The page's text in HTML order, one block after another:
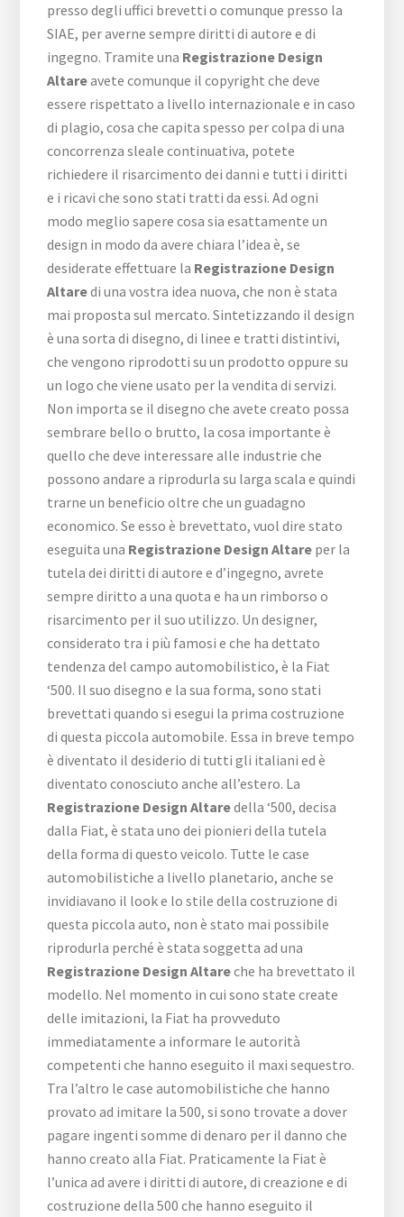
presso degli uffici brevetti o comunque presso la
SIAE, per averne sempre diritti di autore e di
ingegno. Tramite una Registrazione Design
Altareavete comunque il copyright che deve
essere rispettato a livello internazionale e in caso
di plagio, cosa che capita spesso per colpa di una
concorrenza sleale continuativa, potete
richiedere il risarcimento dei danni e tutti i diritti
e i ricavi che sono stati tratti da essi. Ad ogni
modo meglio sapere cosa sia esattamente un
design in modo da avere chiara l’idea è, se
desiderate effettuare la Registrazione Design
Altaredi una vostra idea nuova, che non è stata
mai proposta sul mercato. Sintetizzando il design
è una sorta di disegno, di linee e tratti distintivi,
che vengono riprodotti su un prodotto oppure su
un logo che viene usato per la vendita di servizi.
Non importa se il disegno che avete creato possa
sembrare bello o brutto, la cosa importante è
quello che deve interessare alle industrie che
possono andare a riprodurla su larga scala e quindi
trarne un beneficio oltre che un guadagno
economico. Se esso è brevettato, vuol dire stato
eseguita una Registrazione Design Altare per la
tutela dei diritti di autore e d’ingegno, avrete
sempre diritto a una quota e ha un rimborso o
risarcimento per il suo utilizzo. Un designer,
considerato tra i più famosi e che ha dettato
tendenza del campo automobilistico, è la Fiat
‘500. Il suo disegno e la sua forma, sono stati
brevettati quando si esegui la prima costruzione
di questa piccola automobile. Essa in breve tempo
è diventato il desiderio di tutti gli italiani ed è
diventato conosciuto anche all’estero. La
Registrazione Design Altaredella ‘500, decisa
dalla Fiat, è stata uno dei pionieri della tutela
della forma di questo veicolo. Tutte le case
automobilistiche a livello planetario, anche se
invidiavano il look e lo stile della costruzione di
questa piccola auto, non è stato mai possibile
riprodurla perché è stata soggetta ad una
Registrazione Design Altareche ha brevettato il
modello. Nel momento in cui sono state create
delle imitazioni, la Fiat ha provveduto
immediatamente a informare le autorità
competenti che hanno eseguito il maxi sequestro.
Tra l’altro le case automobilistiche che hanno
provato ad imitare la 500, si sono trovate a dover
pagare ingenti somme di denaro per il danno che
hanno creato alla Fiat. Praticamente la Fiat è
l’unica ad avere i diritti di autore, di creazione e di
costruzione della 500 che hanno eseguito il